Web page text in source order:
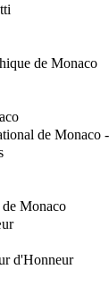
de Monaco
de Monaco
Monaco
d'Honneur